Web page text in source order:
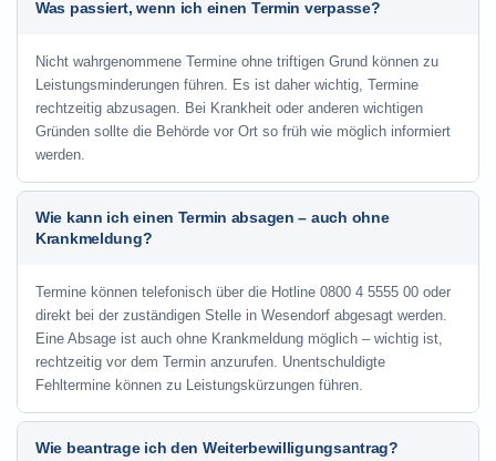
Was passiert, wenn ich einen Termin verpasse?
Nicht wahrgenommene Termine ohne triftigen Grund können zu
Leistungsminderungen führen. Es ist daher wichtig, Termine
rechtzeitig abzusagen. Bei Krankheit oder anderen wichtigen
Gründen sollte die Behörde vor Ort so früh wie möglich informiert
werden.
Wie kann ich einen Termin absagen – auch ohne
Krankmeldung?
Termine können telefonisch über die Hotline 0800 4 5555 00 oder
direkt bei der zuständigen Stelle in Wesendorf abgesagt werden.
Eine Absage ist auch ohne Krankmeldung möglich – wichtig ist,
rechtzeitig vor dem Termin anzurufen. Unentschuldigte
Fehltermine können zu Leistungskürzungen führen.
Wie beantrage ich den Weiterbewilligungsantrag?